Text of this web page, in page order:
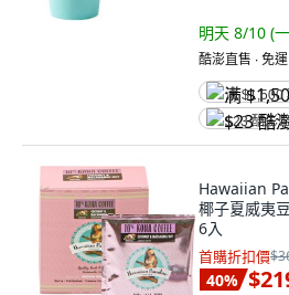
明天 8/10 (
酷澎直售 ∙ 免
满 $1,500
$23 酷澎
Hawaiian
椰子夏威夷
6入
首購折扣價
40%